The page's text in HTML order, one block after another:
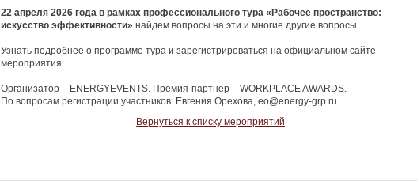
22 апреля 2026 года в рамках профессионального тура «Рабочее пространство:
искусство эффективности» найдем вопросы на эти и многие другие вопросы.
Узнать подробнее о программе тура и зарегистрироваться на официальном сайте
мероприятия
Организатор – ENERGYEVENTS. Премия-партнер – WORKPLACE AWARDS.
По вопросам регистрации участников: Евгения Орехова, eo@energy-grp.ru
Вернуться к списку мероприятий